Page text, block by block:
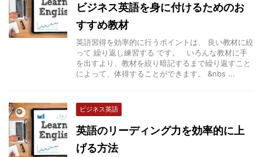
ビジネス英語を身に付けるためのお
すすめ教材
英語習得を効率的に行うポイントは、 良い教材に絞
って 繰り返し練習する です。 いろんな教材に手
を出すより、教材を絞り暗記するまで繰り返すこと
によって、体得することができます。 &nbs ...
ビジネス英語
英語のリーディング力を効率的に上
げる方法